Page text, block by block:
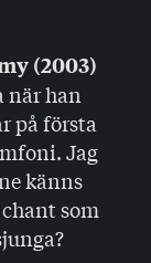
(2003)
när han
på första
Jag
känns
som